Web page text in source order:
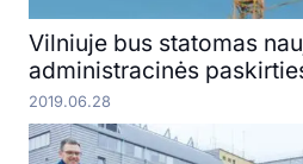
Vilniuje bus statomas
administracinės
2019.06.28